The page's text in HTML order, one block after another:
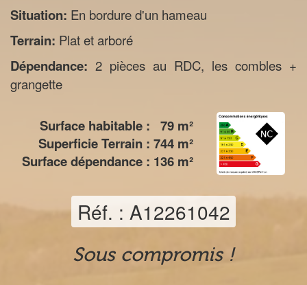
Situation: En bordure d'un hameau
Terrain: Plat et arboré
Dépendance: 2 pièces au RDC, les combles +
grangette
Surface habitable : 79 m²
Superficie Terrain : 744 m²
Surface dépendance : 136 m²
Réf. : A12261042
Sous compromis !